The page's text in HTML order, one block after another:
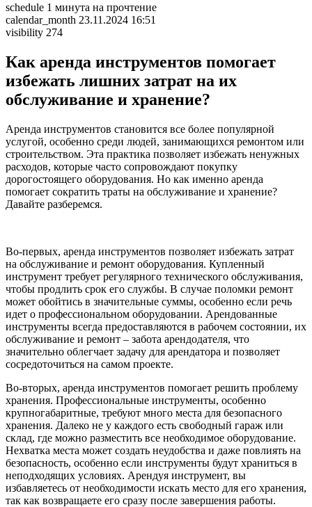
schedule 1 минута на прочтение
calendar_month 23.11.2024 16:51
visibility 274
Как аренда инструментов помогает
избежать лишних затрат на их
обслуживание и хранение?
Аренда инструментов становится все более популярной
услугой, особенно среди людей, занимающихся ремонтом или
строительством. Эта практика позволяет избежать ненужных
расходов, которые часто сопровождают покупку
дорогостоящего оборудования. Но как именно аренда
помогает сократить траты на обслуживание и хранение?
Давайте разберемся.
Во-первых, аренда инструментов позволяет избежать затрат
на обслуживание и ремонт оборудования. Купленный
инструмент требует регулярного технического обслуживания,
чтобы продлить срок его службы. В случае поломки ремонт
может обойтись в значительные суммы, особенно если речь
идет о профессиональном оборудовании. Арендованные
инструменты всегда предоставляются в рабочем состоянии, их
обслуживание и ремонт – забота арендодателя, что
значительно облегчает задачу для арендатора и позволяет
сосредоточиться на самом проекте.
Во-вторых, аренда инструментов помогает решить проблему
хранения. Профессиональные инструменты, особенно
крупногабаритные, требуют много места для безопасного
хранения. Далеко не у каждого есть свободный гараж или
склад, где можно разместить все необходимое оборудование.
Нехватка места может создать неудобства и даже повлиять на
безопасность, особенно если инструменты будут храниться в
неподходящих условиях. Арендуя инструмент, вы
избавляетесь от необходимости искать место для его хранения,
так как возвращаете его сразу после завершения работы.